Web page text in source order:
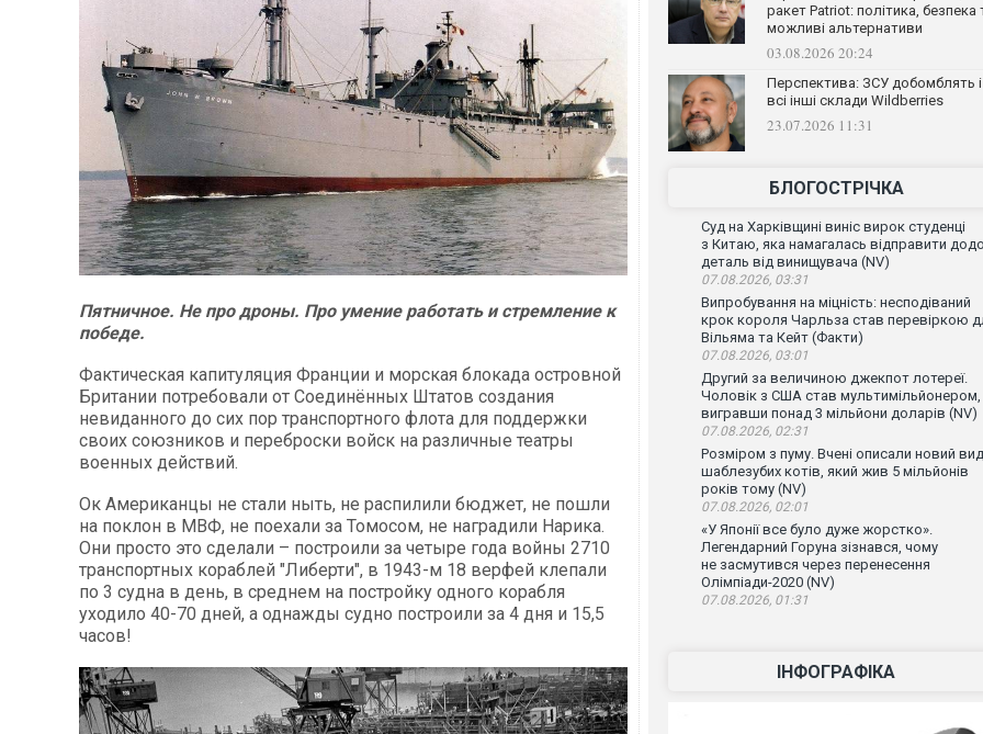
Пятничное. Не про дроны. Про умение работать и стремление к
победе.
Фактическая капитуляция Франции и морская блокада островной
Британии потребовали от Соединённых Штатов создания
невиданного до сих пор транспортного флота для поддержки
своих союзников и переброски войск на различные театры
военных действий.
Ок Американцы не стали ныть, не распилили бюджет, не пошли
на поклон в МВФ, не поехали за Томосом, не наградили Нарика.
Они просто это сделали – построили за четыре года войны 2710
транспортных кораблей "Либерти", в 1943-м 18 верфей клепали
по 3 судна в день, в среднем на постройку одного корабля
уходило 40-70 дней, а однажды судно построили за 4 дня и 15,5
часов!
ракет Patriot: політика, безпека
можливі альтернативи
03.08.2026 20:24
Перспектива: ЗСУ добомблять і
всі інші склади Wildberries
23.07.2026 11:31
БЛОГОСТРІЧКА
Суд на Харківщині виніс вирок студенці
з Китаю, яка намагалась відправити
деталь від винищувача (NV)
07.08.2026, 03:31
Випробування на міцність: несподіваний
крок короля Чарльза став перевіркою
Вільяма та Кейт (Факти)
07.08.2026, 03:01
Другий за величиною джекпот лотереї.
Чоловік з США став мультимільйонером,
вигравши понад 3 мільйони доларів (NV)
07.08.2026, 02:31
Розміром з пуму. Вчені описали новий вид
шаблезубих котів, який жив 5 мільйонів
років тому (NV)
07.08.2026, 02:01
«У Японії все було дуже жорстко».
Легендарний Горуна зізнався, чому
не засмутився через перенесення
Олімпіади-2020 (NV)
07.08.2026, 01:31
ІНФОГРАФІКА